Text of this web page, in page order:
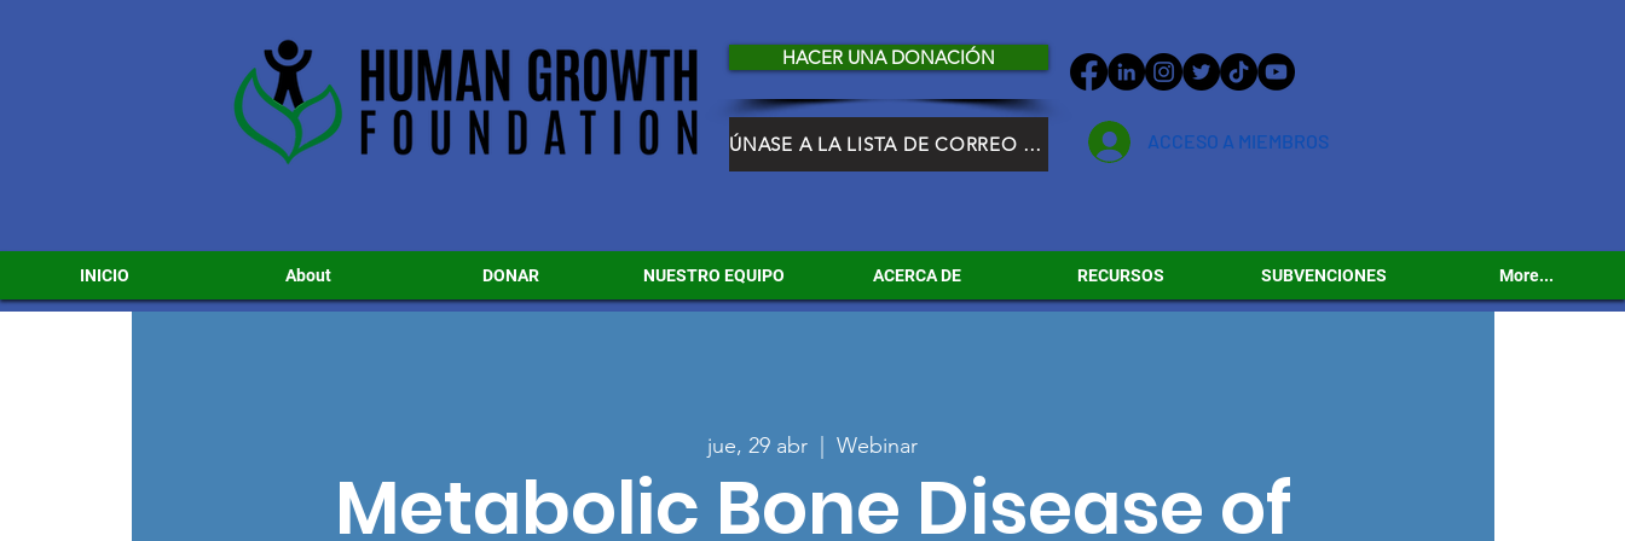
HACER UNA DONACIÓN
ÚNASE A LA LISTA DE CORREO DE HGF ACCESO A MIEMBROS
INICIO About DONAR NUESTRO EQUIPO ACERCA DE RECURSOS SUBVENCIONES More...
jue, 29 abr Webinar
Metabolic Bone Disease of